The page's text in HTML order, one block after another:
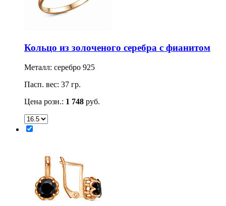
Кольцо из золоченого серебра с фианитом
Металл: серебро 925
Пасп. вес: 37 гр.
Цена розн.: 1 748 руб.